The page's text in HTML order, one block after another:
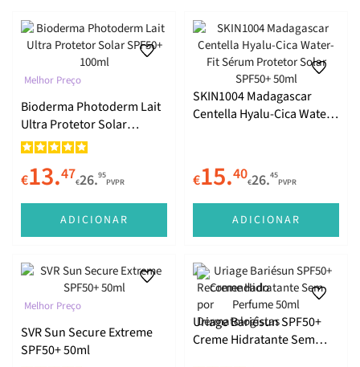
Melhor Preço
Bioderma Photoderm Lait
Ultra Protetor Solar
SPF50+ 100ml
€13.47€26.95
PVPR
ADICIONAR
SKIN1004 Madagascar
Centella Hyalu-Cica Water-
€15.40€26.45
PVPR
ADICIONAR
Melhor Preço
SVR Sun Secure Extreme
SPF50+ 50ml
Uriage Bariésun SPF50+
Creme Hidratante Sem